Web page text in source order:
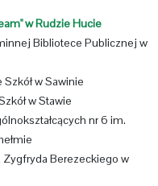
w Rudzie Hucie
Bibliotece Publicznej w
w Sawinie
w Stawie
nr 6 im.
Zygfryda Berezeckiego w